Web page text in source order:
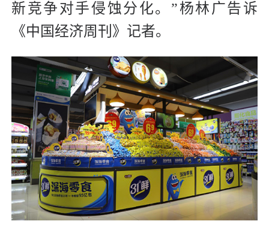
新竞争对手侵蚀分化。”杨林广告诉
《中国经济周刊》记者。